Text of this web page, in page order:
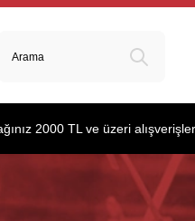
2000 TL ve üzeri